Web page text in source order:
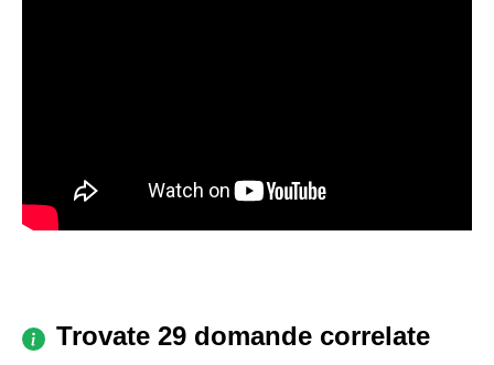
Trovate 29 domande correlate